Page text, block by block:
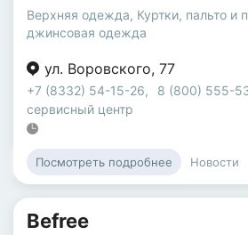
Верхняя одежда, Куртки, пальто и
джинсовая одежда
ул. Воровского, 77
+7 (8332) 54-15-26, 8 (800) 555-
сервисный центр
Посмотреть подробнее Новости
Befree